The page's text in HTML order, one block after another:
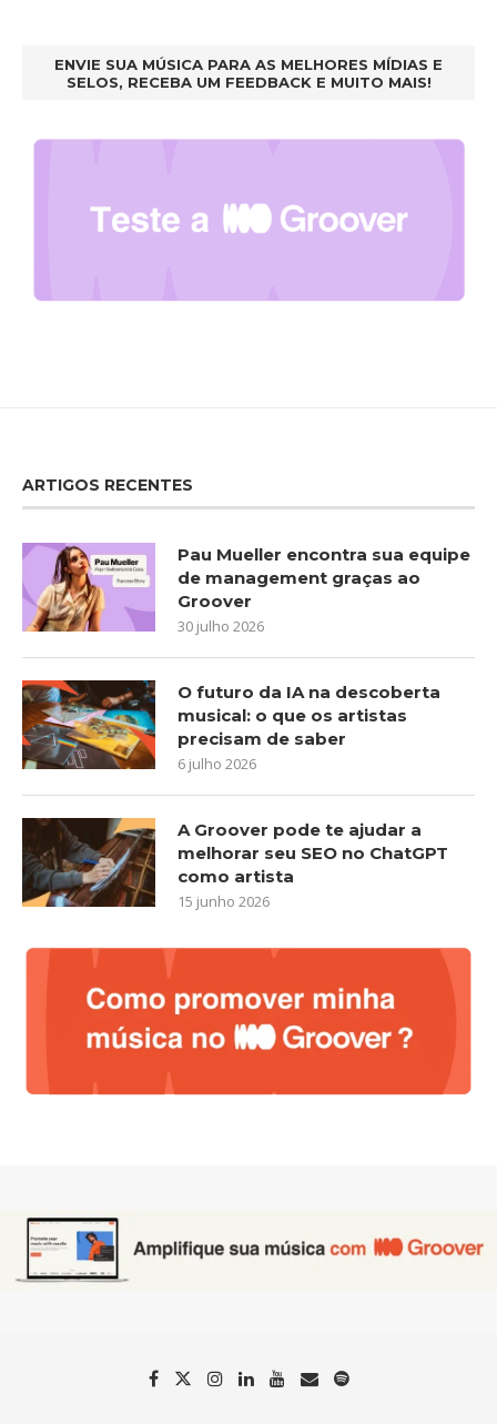
ENVIE SUA MÚSICA PARA AS MELHORES MÍDIAS E
SELOS, RECEBA UM FEEDBACK E MUITO MAIS!
ARTIGOS RECENTES
Pau Mueller encontra sua equipe
de management graças ao
Groover
30 julho 2026
O futuro da IA na descoberta
musical: o que os artistas
precisam de saber
6 julho 2026
A Groover pode te ajudar a
melhorar seu SEO no ChatGPT
como artista
15 junho 2026